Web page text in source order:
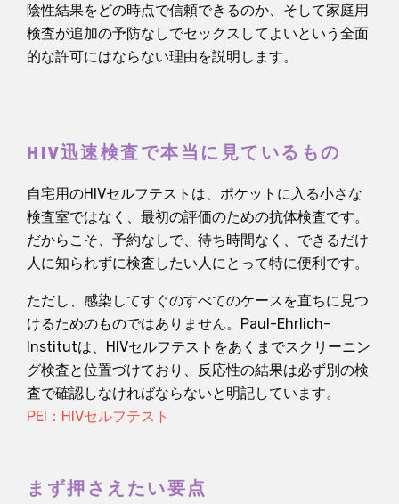
陰性結果をどの時点で信頼できるのか、そして家庭用
検査が追加の予防なしでセックスしてよいという全面
的な許可にはならない理由を説明します。
HIV迅速検査で本当に見ているもの
自宅用のHIVセルフテストは、ポケットに入る小さな
検査室ではなく、最初の評価のための抗体検査です。
だからこそ、予約なしで、待ち時間なく、できるだけ
人に知られずに検査したい人にとって特に便利です。
ただし、感染してすぐのすべてのケースを直ちに見つ
けるためのものではありません。Paul-Ehrlich-
Institutは、HIVセルフテストをあくまでスクリーニン
グ検査と位置づけており、反応性の結果は必ず別の検
査で確認しなければならないと明記しています。
PEI：HIVセルフテスト
まず押さえたい要点